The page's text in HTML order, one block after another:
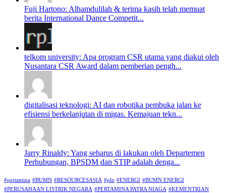
Fuji Hartono: Alhamdulilah & terima kasih telah memuat
berita International Dance Competit...
telkom university: Apa program CSR utama yang diakui oleh
Nusantara CSR Award dalam pemberian pengh...
digitalisasi teknologi: AI dan robotika pembuka jalan ke
efisiensi berkelanjutan di migas. Kemajuan tekn...
Jarry Rinaldy: Yang seharus di lakukan oleh Departemen
Perhubungan, BPSDM dan STIP adalah denga...
#pertamina #BUMN #RESOURCESASIA #pln #ENERGI #BUMN ENERGI
#PERUSAHAAN LISTRIK NEGARA #PERTAMINA PATRA NIAGA #KEMENTRIAN